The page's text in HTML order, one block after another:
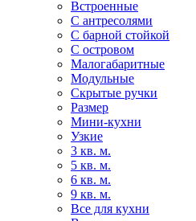
Встроенные
С антресолями
С барной стойкой
С островом
Малогабаритные
Модульные
Скрытые ручки
Размер
Мини-кухни
Узкие
3 кв. м.
5 кв. м.
6 кв. м.
9 кв. м.
Все для кухни